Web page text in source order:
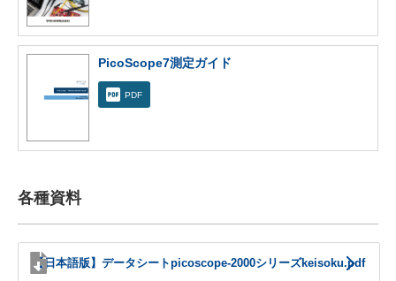
PicoScope7測定ガイド
PDF
各種資料
【日本語版】データシートpicoscope-2000シリーズkeisoku.pdf